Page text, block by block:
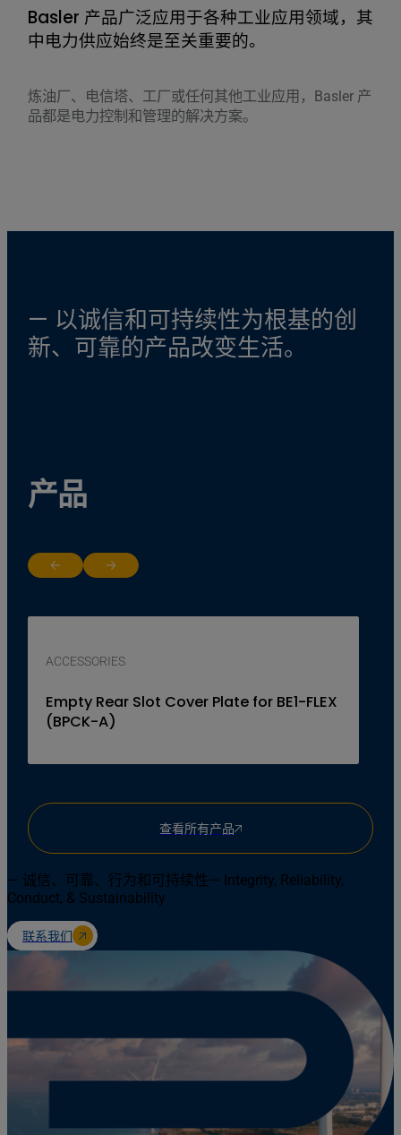
Basler 产品广泛应用于各种工业应用领域，其
中电力供应始终是至关重要的。
炼油厂、电信塔、工厂或任何其他工业应用，Basler 产
品都是电力控制和管理的解决方案。
— 以诚信和可持续性为根基的创
新、可靠的产品改变生活。
产品
Return to previous slide
Jump to next slide
ACCESSORIES
Empty Rear Slot Cover Plate for BE1-FLEX
(BPCK-A)
查看所有产品
— 诚信、可靠、行为和可持续性— Integrity, Reliability,
Conduct, & Sustainability
联系我们